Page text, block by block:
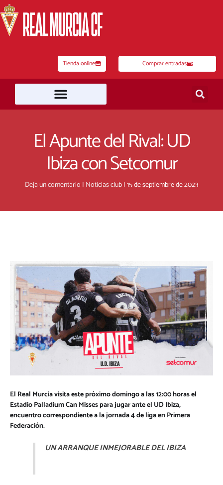
al
contenido
Tienda online Comprar entradas
El Apunte del Rival: UD
Ibiza con Setcomur
Deja un comentario | Noticias club|15 de septiembre de 2023
El Real Murcia visita este próximo domingo a las 12:00 horas el
Estadio Palladium Can Misses para jugar ante el UD Ibiza,
encuentro correspondiente a la jornada 4 de liga en Primera
Federación.
UN ARRANQUE INMEJORABLE DEL IBIZA